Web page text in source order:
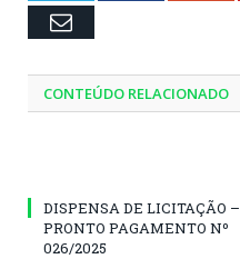
Email
CONTEÚDO RELACIONADO
DISPENSA DE LICITAÇÃO –
PRONTO PAGAMENTO Nº
026/2025